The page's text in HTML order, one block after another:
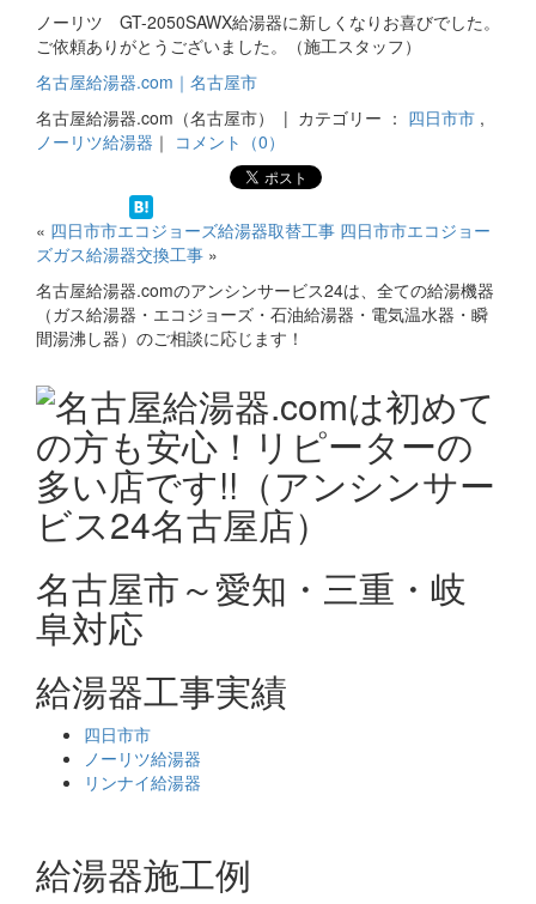
ノーリツ GT-2050SAWX給湯器に新しくなりお喜びでした。
ご依頼ありがとうございました。（施工スタッフ）
名古屋給湯器.com｜名古屋市
名古屋給湯器.com（名古屋市） | カテゴリー ： 四日市市 ,
ノーリツ給湯器 ｜ コメント（0）
« 四日市市エコジョーズ給湯器取替工事 四日市市エコジョー
ズガス給湯器交換工事 »
名古屋給湯器.comのアンシンサービス24は、全ての給湯機器
（ガス給湯器・エコジョーズ・石油給湯器・電気温水器・瞬
間湯沸し器）のご相談に応じます！
名古屋市～愛知・三重・岐
阜対応
給湯器工事実績
四日市市
ノーリツ給湯器
リンナイ給湯器
給湯器施工例